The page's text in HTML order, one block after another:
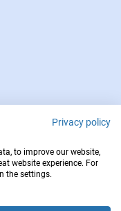
AN : 112
Privacy policy
to improve our website,
website experience. For
the settings.